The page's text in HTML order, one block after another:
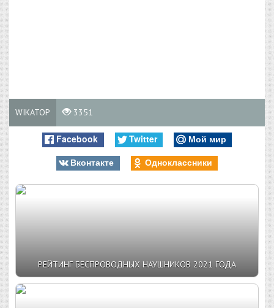
WIKATOP 3351
Facebook Twitter
Мой мир
Вконтакте
Одноклассники
РЕЙТИНГ БЕСПРОВОДНЫХ НАУШНИКОВ 2021 ГОДА